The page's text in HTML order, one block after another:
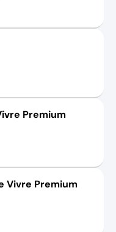
Premium
Vivre Premium